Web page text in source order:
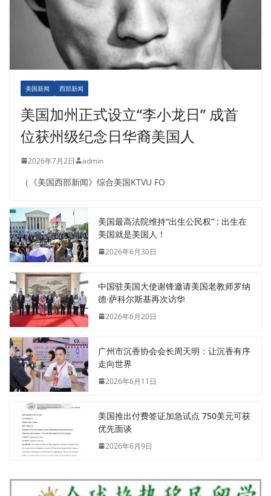
美国新闻 西部新闻
美国加州正式设立“李小龙日” 成首
位获州级纪念日华裔美国人
2026年7月2日 admin
（《美国西部新闻》综合美国KTVU FO
美国最高法院维持“出生公民权” : 出生在
美国就是美国人！
2026年6月30日
中国驻美国大使谢锋邀请美国老教师罗纳
德·萨科尔斯基再次访华
2026年6月20日
广州市沉香协会会长周天明：让沉香有序
走向世界
2026年6月11日
美国推出付费签证加急试点 750美元可获
优先面谈
2026年6月9日